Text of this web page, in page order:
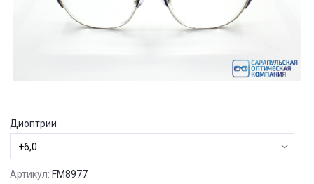
Диоптрии
Артикул: FM8977